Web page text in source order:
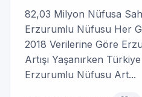
82,03 Milyon Nüfusa
Erzurumlu Nüfusu Her
2018 Verilerine Göre
Artışı Yaşanırken
Erzurumlu Nüfusu Art...